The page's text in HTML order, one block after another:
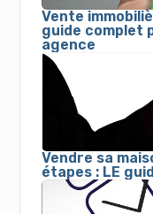
Vente
guide complet
agence
Vendre sa
étapes : LE